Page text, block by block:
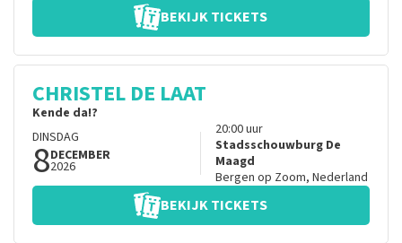
BEKIJK TICKETS
CHRISTEL DE LAAT
Kende da!?
DINSDAG
8DECEMBER
2026
20:00uur
Stadsschouwburg De
Maagd
Bergen op Zoom, Nederland
BEKIJK TICKETS